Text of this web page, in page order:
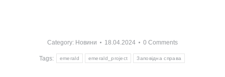
Category: Новини 18.04.2024 0 Comments
Tags: emerald emerald_project Заповідна справа